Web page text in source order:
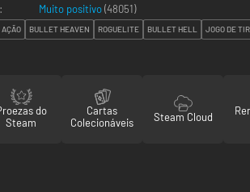
Muito positivo(48051)
BULLET HEAVEN ROGUELITE BULLET HELL JOGO DE
do
Steam
Cartas
Colecionáveis
Steam Cloud